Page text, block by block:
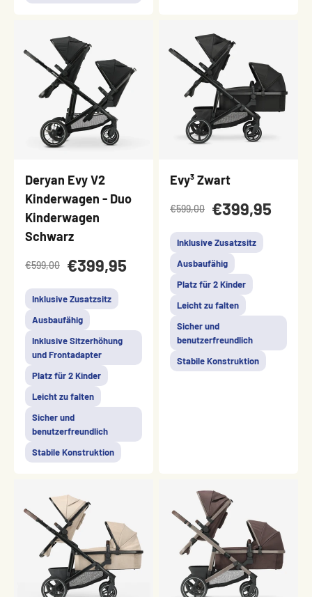
Deryan Evy V2
Kinderwagen - Duo
Kinderwagen
Schwarz
€599,00 €399,95
Inklusive Zusatzsitz
Ausbaufähig
Inklusive Sitzerhöhung
und Frontadapter
Platz für 2 Kinder
Leicht zu falten
Sicher und
benutzerfreundlich
Stabile Konstruktion
Evy³ Zwart
€599,00 €399,95
Inklusive Zusatzsitz
Ausbaufähig
Platz für 2 Kinder
Leicht zu falten
Sicher und
benutzerfreundlich
Stabile Konstruktion